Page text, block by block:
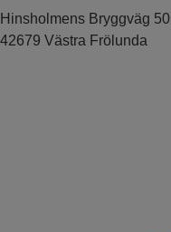
Hinsholmens Bryggväg 50
42679 Västra Frölunda